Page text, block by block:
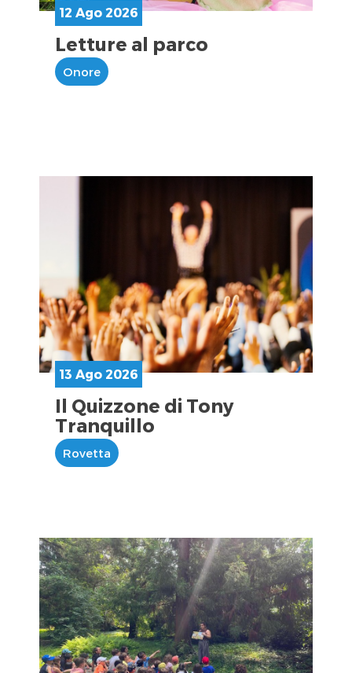
12 Ago 2026
Letture al parco
Onore
13 Ago 2026
Il Quizzone di Tony
Tranquillo
Rovetta